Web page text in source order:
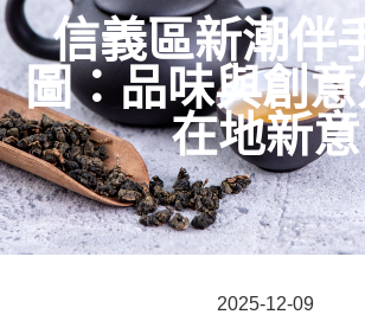
信義區新潮伴
圖：品味與創
在地新意
2025-12-09